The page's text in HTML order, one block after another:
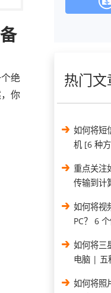
绝
你
热门文
如何将短
机 [6 种
重点关注
传输到计
如何将视
PC？ 6
如何将三
电脑 | 五
如何将照